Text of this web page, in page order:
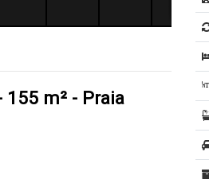
m² - Praia